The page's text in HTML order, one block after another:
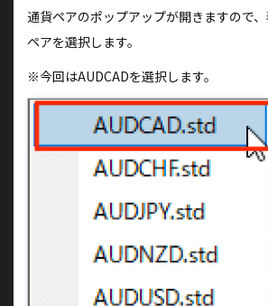
通貨ペアのポップアップが開きますので
ペアを選択します。
※今回はAUDCADを選択します。